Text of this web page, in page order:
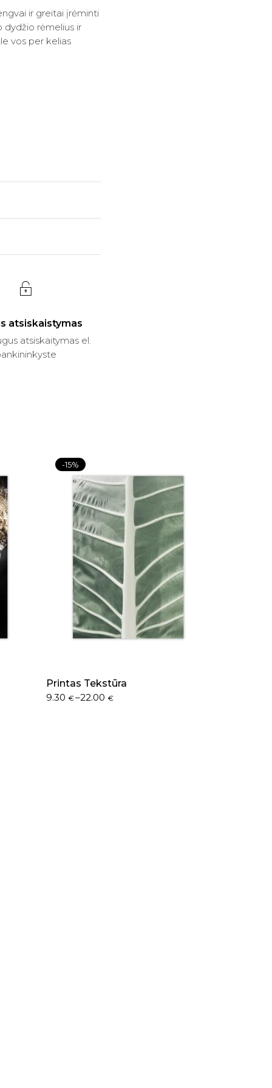
ir greitai įrėminti
rėmelius ir
vos per kelias
atsiskaistymas
atsiskaitymas el.
-15%
Printas Tekstūra
9.30 €–22.00€